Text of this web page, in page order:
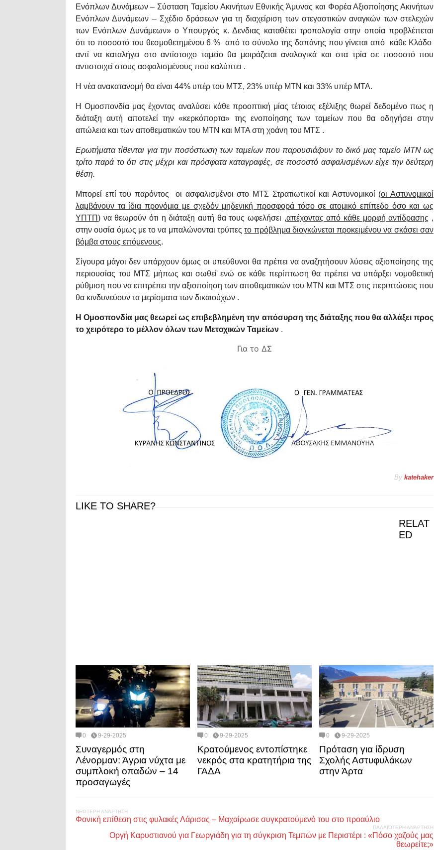
Ενόπλων Δυνάμεων – Σύσταση Ταμείου Ακινήτων Εθνικής Άμυνας και Φορέα Αξιοποίησης Ακινήτων
Ενόπλων Δυνάμεων – Σχέδιο δράσεων για τη διαχείριση των στεγαστικών αναγκών των στελεχών
των Ενόπλων Δυνάμεων» ο Υπουργός κ. Δενδιας καταθέτει τροπολογία στην οποία προβλέπεται
ότι το ποσοστό του θεσμοθετημένου 6 % από το σύνολο της δαπάνης που γίνεται από κάθε Κλάδο
αντί να καταλήγει στο αντίστοιχο ταμείο θα μοιράζεται αναλογικά και στα τρία σε ποσοστό που
αντιστοιχεί στους ασφαλισμένους που καλύπτει .
Η νέα ανακατανομή θα είναι 44% υπέρ του ΜΤΣ, 23% υπέρ ΜΤΝ και 33% υπέρ ΜΤΑ.
Η Ομοσπονδία μας έχοντας αναλύσει κάθε προοπτική μίας τέτοιας εξέλιξης θωρεί δεδομένο πως η
διάταξη αυτή αποτελεί την «κερκόπορτα» της ενοποίησης των ταμείων που θα οδηγήσει στην
απώλεια και των αποθεματικών του ΜΤΝ και ΜΤΑ στη χοάνη του ΜΤΣ .
Ερωτήματα τίθενται για την ποσόστωση των ταμείων που παρουσιάζουν το δικό μας ταμείο ΜΤΝ ως
τρίτο παρά το ότι στις μέχρι και πρόσφατα καταγραφές, σε ποσοστό ασφαλισμένων είχε την δεύτερη
θέση.
Μπορεί επί του παρόντος οι ασφαλισμένοι στο ΜΤΣ Στρατιωτικοί και Αστυνομικοί (οι Αστυνομικοί
λαμβάνουν τα ίδια προνόμια με σχεδόν μηδενική προσφορά τόσο σε ατομικό επίπεδο όσο και ως
ΥΠΤΠ) να θεωρούν ότι η διάταξη αυτή θα τους ωφελήσει ,απέχοντας από κάθε μορφή αντίδρασης ,
στην ουσία όμως με το να μπαλώνονται τρύπεςτο πρόβλημα διογκώνεται προκειμένου να σκάσει σαν
βόμβα στους επόμενους.
Σίγουρα μάγοι δεν υπάρχουν όμως οι υπεύθυνοι θα πρέπει να αναζητήσουν λύσεις αξιοποίησης της
περιουσίας του ΜΤΣ μήπως και σωθεί ενώ σε κάθε περίπτωση θα πρέπει να υπάρξει νομοθετική
ρύθμιση που να επιτρέπει την αξιοποίηση των αποθεματικών του ΜΤΝ και ΜΤΣ στις περιπτώσεις που
θα κινδυνεύουν τα μερίσματα των δικαιούχων .
Η Ομοσπονδία μας θεωρεί ως επιβεβλημένη την απόσυρση της διάταξης που θα αλλάξει προς
το χειρότερο το μέλλον όλων των Μετοχικών Ταμείων .
Για το ΔΣ
By katehaker
LIKE TO SHARE?
RELAT
ED
0 9-29-2025
Συναγερμός στη
Λένορμαν: Άγρια νύχτα με
συμπλοκή οπαδών – 14
προσαγωγές
0 9-29-2025
Κρατούμενος εντοπίστηκε
νεκρός στα κρατητήρια της
ΓΑΔΑ
0 9-29-2025
Πρόταση για ίδρυση
Σχολής Αστυφυλάκων
στην Άρτα
ΝΕΌΤΕΡΗ ΑΝΆΡΤΗΣΗ
Φονική επίθεση στις φυλακές Λάρισας – Μαχαίρωσε συγκρατούμενό του στο προαύλιο
ΠΑΛΑΙΌΤΕΡΗ ΑΝΆΡΤΗΣΗ
Οργή Καρυστιανού για Γεωργιάδη για τη σύγκριση Τεμπών με Περιστέρι : «Πόσο χαζούς μας
θεωρείτε;»